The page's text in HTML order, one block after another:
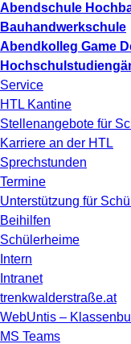
Abendschule
Bauhandwerkschule
Abendkolleg Game
Service
HTL Kantine
Stellenangebote für
Karriere an der HTL
Sprechstunden
Termine
Unterstützung für
Beihilfen
Schülerheime
Intern
Intranet
trenkwalderstraße.at
WebUntis –
MS Teams